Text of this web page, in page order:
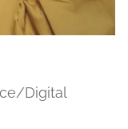
Digital